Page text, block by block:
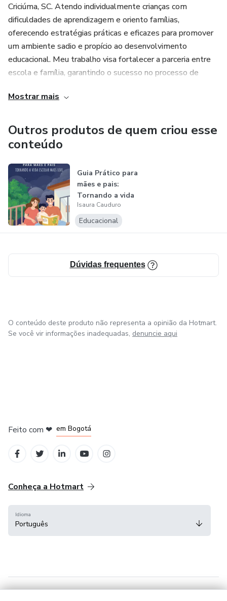
Criciúma, SC. Atendo individualmente crianças com
dificuldades de aprendizagem e oriento famílias,
oferecendo estratégias práticas e eficazes para promover
um ambiente sadio e propício ao desenvolvimento
educacional. Meu trabalho visa fortalecer a parceria entre
escola e família, garantindo o sucesso no processo de
Mostrar mais
Outros produtos de quem criou esse
conteúdo
Guia Prático para
mães e pais:
Tornando a vida
escolar mais...
Isaura Cauduro
Educacional
Dúvidas frequentes
O conteúdo deste produto não representa a opinião da Hotmart.
Se você vir informações inadequadas, denuncie aqui
Feito com ❤ em Bogotá
Conheça a Hotmart
Idioma
Português